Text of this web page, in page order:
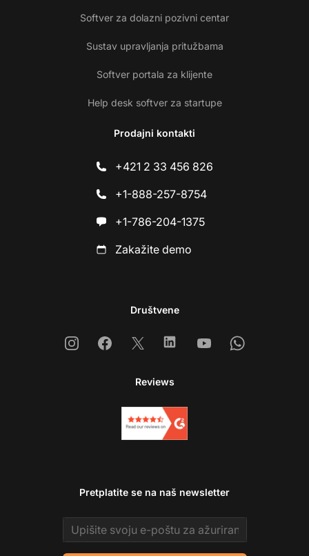
Softver za dolazni pozivni centar
Sustav upravljanja pritužbama
Softver portala za klijente
Help desk softver za startupe
Prodajni kontakti
+421 2 33 456 826
+1-888-257-8754
+1-786-204-1375
Zakažite demo
Društvene
InstagramFacebook
X LinkedinYoutubeWhatsapp
Reviews
Pretplatite se na naš newsletter
Email address